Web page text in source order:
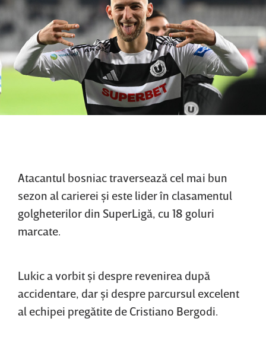
Atacantul bosniac traversează cel mai bun
sezon al carierei şi este lider în clasamentul
golgheterilor din SuperLigă, cu 18 goluri
marcate.
Lukic a vorbit şi despre revenirea după
accidentare, dar şi despre parcursul excelent
al echipei pregătite de Cristiano Bergodi.